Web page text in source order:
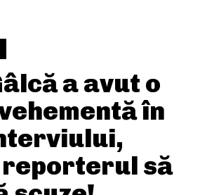
a avut o
în
să